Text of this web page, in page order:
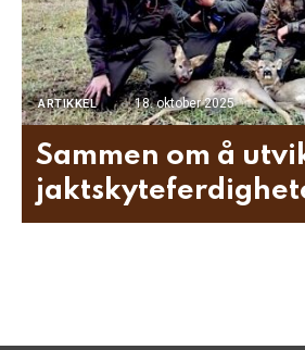
ARTIKKEL 18. oktober 2025
Sammen om å